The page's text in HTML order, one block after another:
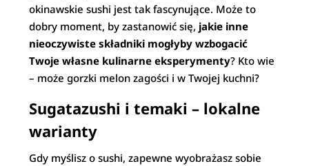
okinawskie sushi jest tak fascynujące. Może to
dobry moment, by zastanowić się, jakie inne
nieoczywiste składniki mogłyby wzbogacić
Twoje własne kulinarne eksperymenty? Kto wie
– może gorzki melon zagości i w Twojej kuchni?
Sugatazushi i temaki – lokalne
warianty
Gdy myślisz o sushi, zapewne wyobrażasz sobie